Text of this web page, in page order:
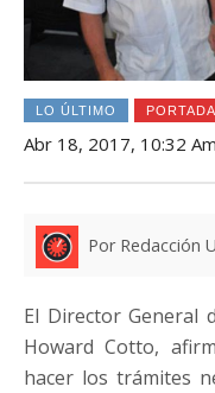
LO ÚLTIMO PORTADA
Abr 18, 2017, 10:32 Am
Por Redacción
El Director General
Howard Cotto,
hacer los trámites